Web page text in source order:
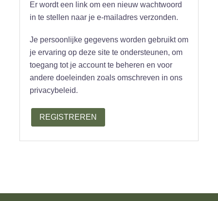
Er wordt een link om een nieuw wachtwoord
in te stellen naar je e-mailadres verzonden.
Je persoonlijke gegevens worden gebruikt om
je ervaring op deze site te ondersteunen, om
toegang tot je account te beheren en voor
andere doeleinden zoals omschreven in ons
privacybeleid.
REGISTREREN